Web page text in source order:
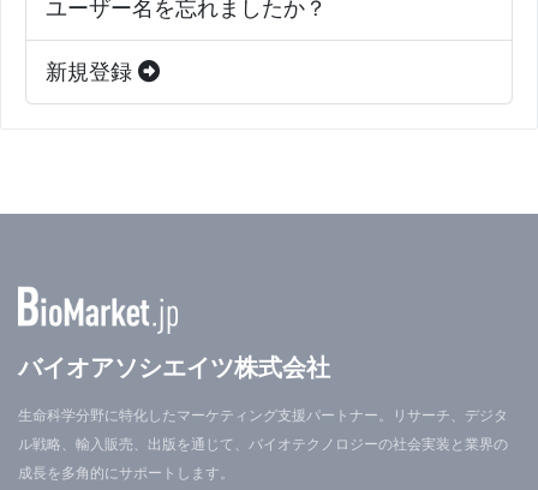
ユーザー名を忘れましたか？
新規登録
バイオアソシエイツ株式会社
生命科学分野に特化したマーケティング支援パートナー。リサーチ、デジタ
ル戦略、輸入販売、出版を通じて、バイオテクノロジーの社会実装と業界の
成長を多角的にサポートします。